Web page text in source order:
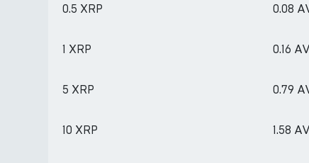
0.5 XRP 0.08
1 XRP 0.16
5 XRP 0.79
10 XRP 1.58